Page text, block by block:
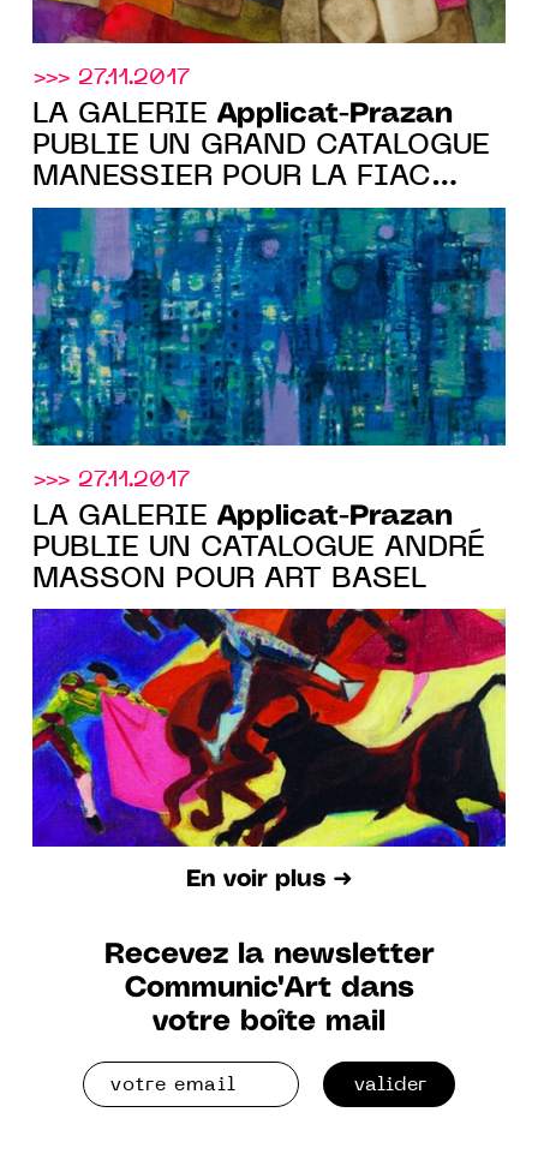
>>> 27.11.2017
LA GALERIE Applicat-Prazan
PUBLIE UN GRAND CATALOGUE
MANESSIER POUR LA FIAC
2012
>>> 27.11.2017
LA GALERIE Applicat-Prazan
PUBLIE UN CATALOGUE ANDRÉ
MASSON POUR ART BASEL
En voir plus ➜
Recevez la newsletter
Communic'Art dans
votre boîte mail
valider